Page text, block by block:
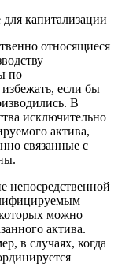
капитализации
относящиеся
по
если бы
В
исключительно
актива,
связанные с
непосредственной
можно
актива.
в случаях, когда